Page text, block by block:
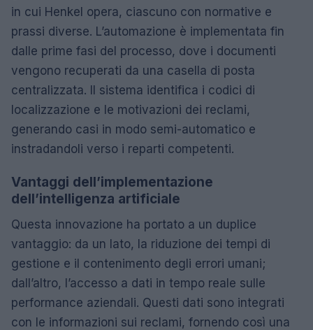
in cui Henkel opera, ciascuno con normative e
prassi diverse. L’automazione è implementata fin
dalle prime fasi del processo, dove i documenti
vengono recuperati da una casella di posta
centralizzata. Il sistema identifica i codici di
localizzazione e le motivazioni dei reclami,
generando casi in modo semi-automatico e
instradandoli verso i reparti competenti.
Vantaggi dell’implementazione
dell’intelligenza artificiale
Questa innovazione ha portato a un duplice
vantaggio: da un lato, la riduzione dei tempi di
gestione e il contenimento degli errori umani;
dall’altro, l’accesso a dati in tempo reale sulle
performance aziendali. Questi dati sono integrati
con le informazioni sui reclami, fornendo così una